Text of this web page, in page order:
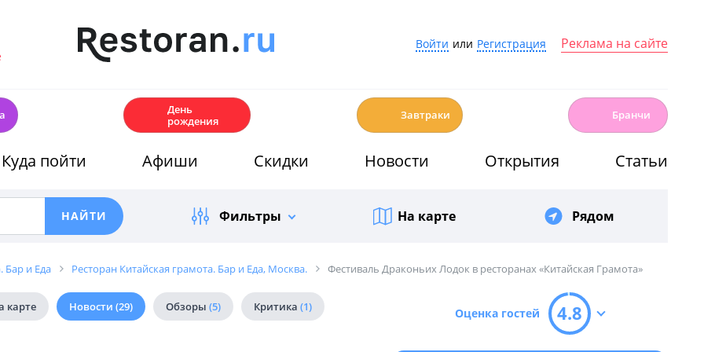
Войти или Регистрация Реклама на сайте
День
рождения
Завтраки Бранчи
Куда пойти Афиши Скидки Новости Открытия Статьи
Фильтры На карте Рядом
Бар и Еда Ресторан Китайская грамота. Бар и Еда, Москва. Фестиваль Драконьих Лодок в ресторанах «Китайская Грамота»
карте Новости (29) Обзоры (5) Критика (1) Оценка гостей 4.8